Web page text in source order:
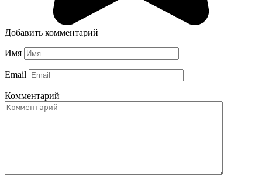
Добавить комментарий
Имя
Email
Комментарий